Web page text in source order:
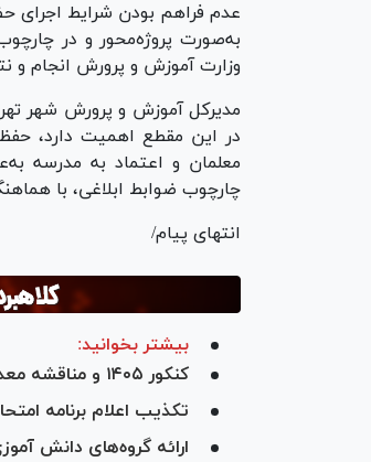
عدم فراهم بودن شرایط اجرای
به‌صورت پروژه‌محور و در
وزارت آموزش و پرورش انجام و
مدیرکل آموزش و پرورش شهر
در این مقطع اهمیت دارد،
معلمان و اعتماد به مدرسه
چارچوب ضوابط ابلاغی، با
انتهای پیام/
بیشتر بخوانید:
کنکور ۱۴۰۵ و مناقشه معدل؛ دانش‌آموزان نگران چه هستند؟
تکذیب اعلام برنامه
ارائه گروه‌های دانش